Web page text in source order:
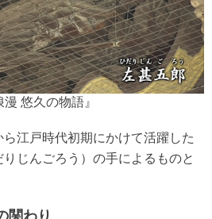
悠久の物語』
江戸時代初期にかけて活躍した
じんごろう）の手によるものと